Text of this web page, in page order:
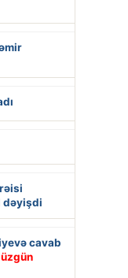
dəyişdi
cavab